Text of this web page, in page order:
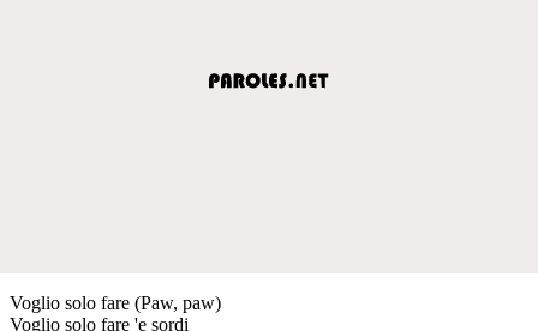
Voglio solo fare (Paw, paw)
Voglio solo fare 'e sordi